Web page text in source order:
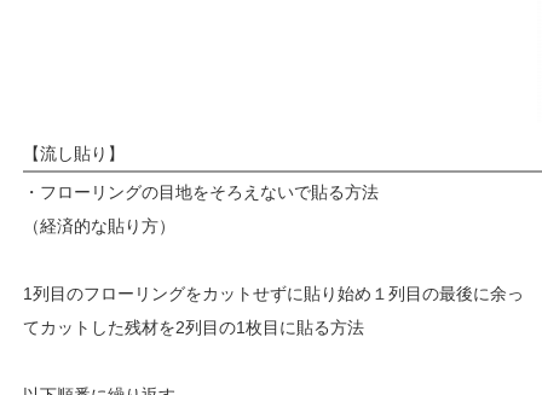
【流し貼り】
・フローリングの目地をそろえないで貼る方法
（経済的な貼り方）
1列目のフローリングをカットせずに貼り始め１列目の最後に余っ
てカットした残材を2列目の1枚目に貼る方法